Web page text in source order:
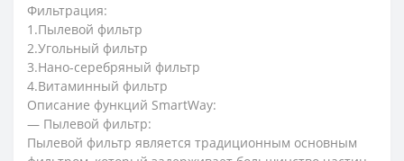
Фильтрация:
1.Пылевой фильтр
2.Угольный фильтр
3.Нано-серебряный фильтр
4.Витаминный фильтр
Описание функций SmartWay:
— Пылевой фильтр:
Пылевой фильтр является традиционным основным